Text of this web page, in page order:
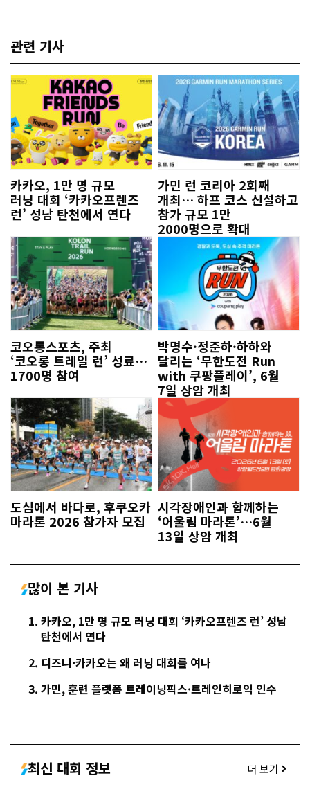
관련 기사
카카오, 1만 명 규모
러닝 대회 ‘카카오프렌즈
런’ 성남 탄천에서 연다
가민 런 코리아 2회째
개최… 하프 코스 신설하고
참가 규모 1만
2000명으로 확대
코오롱스포츠, 주최
‘코오롱 트레일 런’ 성료…
1700명 참여
박명수·정준하·하하와
달리는 ‘무한도전 Run
with 쿠팡플레이’, 6월
7일 상암 개최
도심에서 바다로, 후쿠오카
마라톤 2026 참가자 모집
시각장애인과 함께하는
‘어울림 마라톤’…6월
13일 상암 개최
많이 본 기사
카카오, 1만 명 규모 러닝 대회 ‘카카오프렌즈 런’ 성남
탄천에서 연다
디즈니·카카오는 왜 러닝 대회를 여나
가민, 훈련 플랫폼 트레이닝픽스·트레인히로익 인수
최신 대회 정보 더 보기